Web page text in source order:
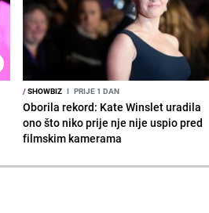
/SHOWBIZ I PRIJE 1 DAN
Oborila rekord: Kate Winslet uradila
ono što niko prije nje nije uspio pred
filmskim kamerama